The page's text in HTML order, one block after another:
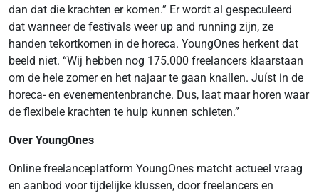
dan dat die krachten er komen.” Er wordt al gespeculeerd
dat wanneer de festivals weer up and running zijn, ze
handen tekortkomen in de horeca. YoungOnes herkent dat
beeld niet. “Wij hebben nog 175.000 freelancers klaarstaan
om de hele zomer en het najaar te gaan knallen. Juíst in de
horeca- en evenementenbranche. Dus, laat maar horen waar
de flexibele krachten te hulp kunnen schieten.”
Over YoungOnes
Online freelanceplatform YoungOnes matcht actueel vraag
en aanbod voor tijdelijke klussen, door freelancers en